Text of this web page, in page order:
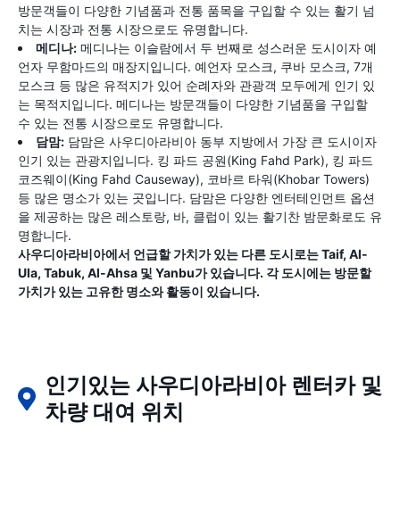
방문객들이 다양한 기념품과 전통 품목을 구입할 수 있는 활기 넘
치는 시장과 전통 시장으로도 유명합니다.
메디나: 메디나는 이슬람에서 두 번째로 성스러운 도시이자 예
언자 무함마드의 매장지입니다. 예언자 모스크, 쿠바 모스크, 7개
모스크 등 많은 유적지가 있어 순례자와 관광객 모두에게 인기 있
는 목적지입니다. 메디나는 방문객들이 다양한 기념품을 구입할
수 있는 전통 시장으로도 유명합니다.
담맘: 담맘은 사우디아라비아 동부 지방에서 가장 큰 도시이자
인기 있는 관광지입니다. 킹 파드 공원(King Fahd Park), 킹 파드
코즈웨이(King Fahd Causeway), 코바르 타워(Khobar Towers)
등 많은 명소가 있는 곳입니다. 담맘은 다양한 엔터테인먼트 옵션
을 제공하는 많은 레스토랑, 바, 클럽이 있는 활기찬 밤문화로도 유
명합니다.
사우디아라비아에서 언급할 가치가 있는 다른 도시로는 Taif, Al-
Ula, Tabuk, Al-Ahsa 및 Yanbu가 있습니다. 각 도시에는 방문할
가치가 있는 고유한 명소와 활동이 있습니다.
인기있는 사우디아라비아 렌터카 및
차량 대여 위치